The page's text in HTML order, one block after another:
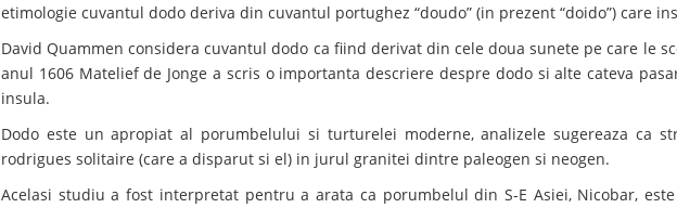
etimologie cuvantul dodo deriva din cuvantul portughez “doudo” (in prezent “doido”) care
David Quammen considera cuvantul dodo ca fiind derivat din cele doua sunete pe care le
anul 1606 Matelief de Jonge a scris o importanta descriere despre dodo si alte cateva
insula.
Dodo este un apropiat al porumbelului si turturelei moderne, analizele sugereaza ca
rodrigues solitaire (care a disparut si el) in jurul granitei dintre paleogen si neogen.
Acelasi studiu a fost interpretat pentru a arata ca porumbelul din S-E Asiei, Nicobar,